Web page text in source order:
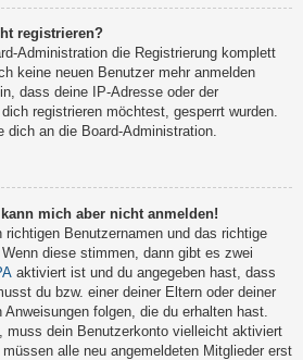
registrieren?
Administration die Registrierung komplett
keine neuen Benutzer mehr anmelden
dass deine IP-Adresse oder der
registrieren möchtest, gesperrt wurden.
dich an die Board-Administration.
mich aber nicht anmelden!
richtigen Benutzernamen und das richtige
diese stimmen, dann gibt es zwei
aktiviert ist und du angegeben hast, dass
du bzw. einer deiner Eltern oder deiner
folgen, die du erhalten hast.
muss dein Benutzerkonto vielleicht aktiviert
alle neu angemeldeten Mitglieder erst